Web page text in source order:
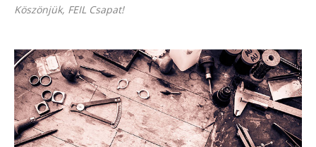
Köszönjük, FEIL Csapat!